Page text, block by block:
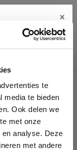
te
media te bieden
Ook delen we
met onze
analyse. Deze
met andere
×